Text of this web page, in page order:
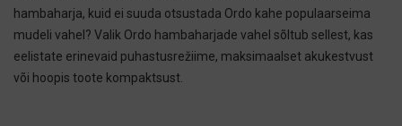
hambaharja, kuid ei suuda otsustada Ordo kahe populaarseima
mudeli vahel? Valik Ordo hambaharjade vahel sõltub sellest, kas
eelistate erinevaid puhastusrežiime, maksimaalset akukestvust
või hoopis toote kompaktsust.